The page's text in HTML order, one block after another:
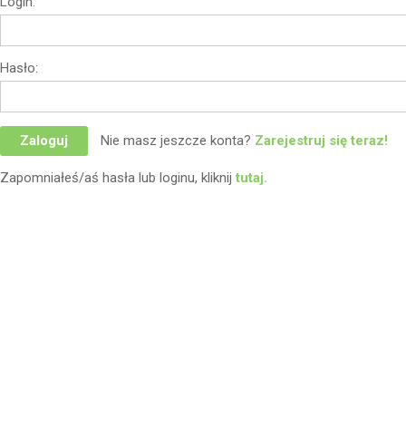
Hasło:
Zaloguj Nie masz jeszcze konta? Zarejestruj się teraz!
Zapomniałeś/aś hasła lub loginu, kliknij tutaj.